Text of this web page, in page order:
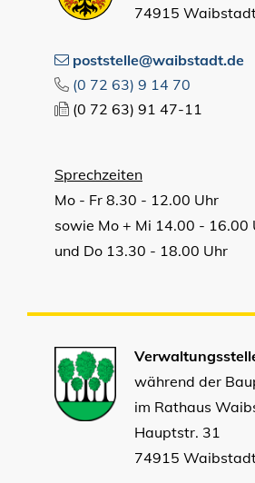
74915
poststelle@waibstadt.de
(0 72 63) 9 14 70
(0 72 63) 91 47-11
Sprechzeiten
Mo - Fr 8.30 - 12.00 Uhr
sowie Mo + Mi 14.00 - 16.00
und Do 13.30 - 18.00 Uhr
während der
im Rathaus
Hauptstr. 31
74915